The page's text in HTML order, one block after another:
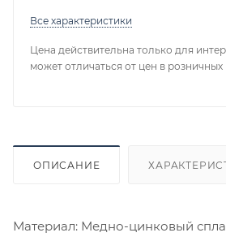
Все характеристики
Цена действительна только для
может отличаться от цен в розничных
ОПИСАНИЕ
Материал: Медно-цинковый